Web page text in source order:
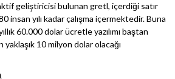
geliştiricisi bulunan gretl, içerdiği satır
insan yılı kadar çalışma içermektedir. Buna
60.000 dolar ücretle yazılımı baştan
10 milyon dolar olacağı